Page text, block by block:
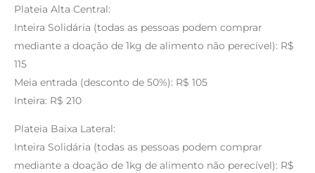
Plateia Alta Central:
Inteira Solidária (todas as pessoas podem comprar
mediante a doação de 1kg de alimento não perecível): R$
115
Meia entrada (desconto de 50%): R$ 105
Inteira: R$ 210
Plateia Baixa Lateral:
Inteira Solidária (todas as pessoas podem comprar
mediante a doação de 1kg de alimento não perecível): R$